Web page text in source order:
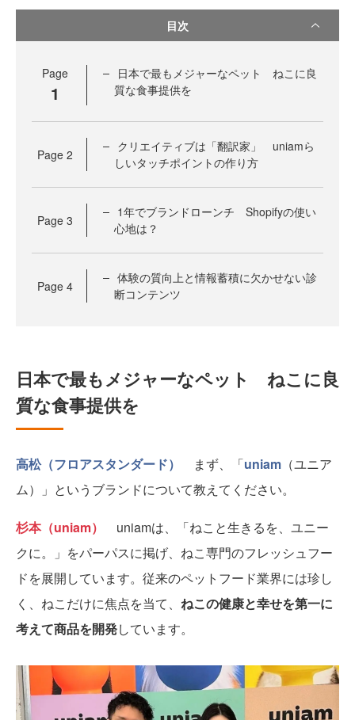
目次
Page
1
日本で最もメジャーなペット ねこに良
質な食事提供を
Page 2
クリエイティブは「翻訳家」 uniamら
しいタッチポイントの作り方
Page 3
1年でブランドローンチ Shopifyの使い
心地は？
Page 4
体験の質向上と情報蓄積に欠かせない診
断コンテンツ
日本で最もメジャーなペット ねこに良
質な食事提供を
高松（フロアスタンダード） まず、「uniam （ユニア
ム）」というブランドについて教えてください。
杉本（uniam）
uniamは、「ねこと生きるを、ユニー
クに。」をパーパスに掲げ、ねこ専門のフレッシュフー
ドを展開しています。従来のペットフード業界には珍し
く、ねこだけに焦点を当て、 ねこの健康と幸せを第一に
考えて商品を開発しています。